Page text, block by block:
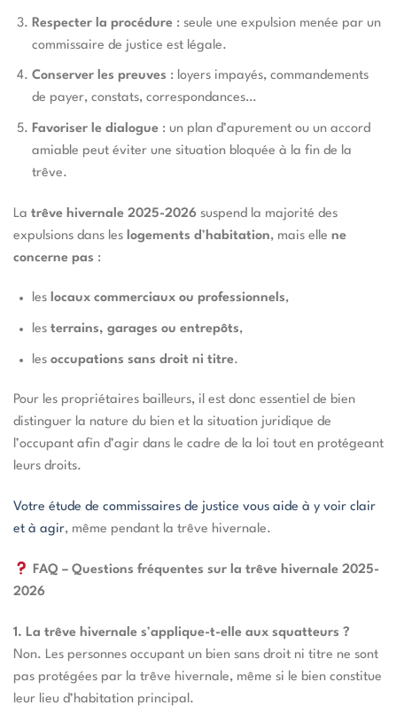
Respecter la procédure: seule une expulsion menée par un
commissaire de justice est légale.
Conserver les preuves : loyers impayés, commandements
de payer, constats, correspondances…
Favoriser le dialogue: un plan d’apurement ou un accord
amiable peut éviter une situation bloquée à la fin de la
trêve.
La trêve hivernale 2025-2026 suspend la majorité des
expulsions dans les logements d ’ habitation, mais elle ne
concerne pas :
les locaux commerciaux ou professionnels,
les terrains, garages ou entrepôts,
les occupations sans droit ni titre.
Pour les propriétaires bailleurs, il est donc essentiel de bien
distinguer la nature du bien et la situation juridique de
l’occupant afin d’agir dans le cadre de la loi tout en protégeant
leurs droits.
Votre étude de commissaires de justice vous aide à y voir clair
et à agir, même pendant la trêve hivernale.
FAQ – Questions fréquentes sur la trêve hivernale 2025-
2026
1. La trêve hivernale s’applique-t-elle aux squatteurs ?
Non. Les personnes occupant un bien sans droit ni titre ne sont
pas protégées par la trêve hivernale, même si le bien constitue
leur lieu d’habitation principal.